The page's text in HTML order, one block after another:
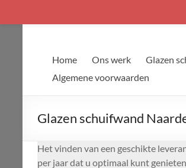
Home Ons werk Glazen
Algemene voorwaarden
Glazen schuifwand
Het vinden van een geschikte
per jaar dat u optimaal kunt